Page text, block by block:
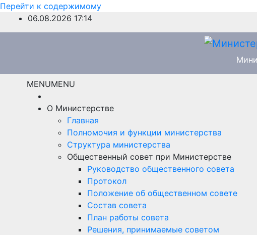
Перейти к содержимому
06.08.2026 17:14
MENUMENU
О Министерстве
Главная
Полномочия и функции министерства
Структура министерства
Общественный совет при Министерстве
Руководство общественного совета
Протокол
Положение об общественном совете
Состав совета
План работы совета
Решения, принимаемые советом